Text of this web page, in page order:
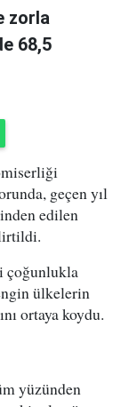
zorla
68,5
geçen yıl
edilen
çoğunlukla
ülkelerin
ortaya koydu.
yüzünden